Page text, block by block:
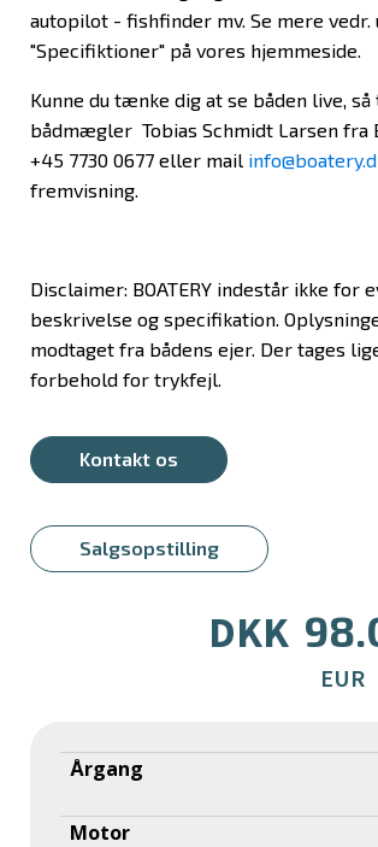
autopilot - fishfinder mv. Se mere vedr.
"Specifiktioner" på vores hjemmeside.
Kunne du tænke dig at se båden live,
bådmægler Tobias Schmidt Larsen fra
+45 7730 0677 eller mail
fremvisning.
Disclaimer: BOATERY indestår ikke for
beskrivelse og specifikation.
modtaget fra bådens ejer. Der tages
forbehold for trykfejl.
Kontakt os
Salgsopstilling
DKK
EUR
Årgang
Motor